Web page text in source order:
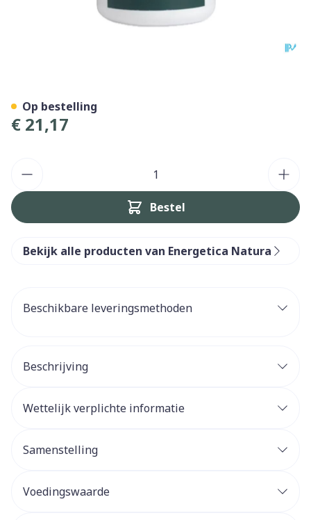
€ 21,17
Bestel
Op bestelling
Bekijk alle producten van Energetica Natura
Beschikbare leveringsmethoden
Beschrijving
Wettelijk verplichte informatie
Samenstelling
Voedingswaarde